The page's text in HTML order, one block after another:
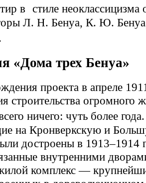
в стиле неоклассицизма
Л. Н. Бенуа, К. Ю.
«Дома трех Бенуа»
проекта в апреле
строительства огромного
ничего: чуть более
на Кронверкскую и
достроены в 1913–1914
внутренними
комплекс —